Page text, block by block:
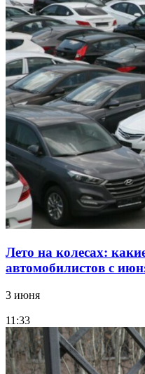
Лето на колесах:
автомобилистов с
3 июня
11:33